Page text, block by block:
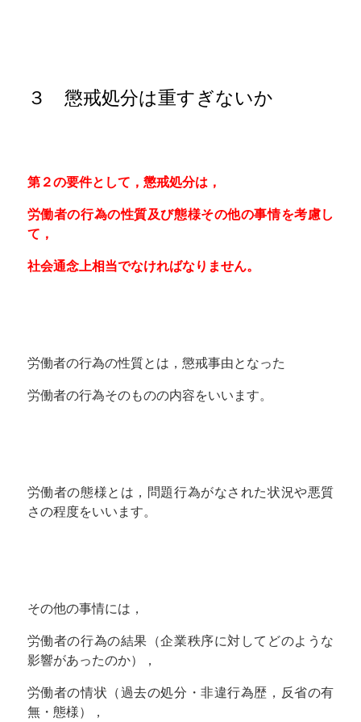
３ 懲戒処分は重すぎないか
第２の要件として，懲戒処分は，
労働者の行為の性質及び態様その他の事情を考慮し
て，
社会通念上相当でなければなりません。
労働者の行為の性質とは，懲戒事由となった
労働者の行為そのものの内容をいいます。
労働者の態様とは，問題行為がなされた状況や悪質
さの程度をいいます。
その他の事情には，
労働者の行為の結果（企業秩序に対してどのような
影響があったのか），
労働者の情状（過去の処分・非違行為歴，反省の有
無・態様），